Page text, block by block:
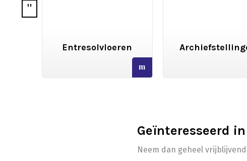
Entresolvloeren
read
more
Geïnteresseerd
Neem dan geheel